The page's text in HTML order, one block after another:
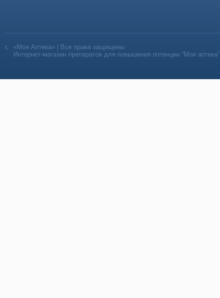
«Моя Аптека» | Все права защищены
Интернет-магазин препаратов для повышения потенции “Моя